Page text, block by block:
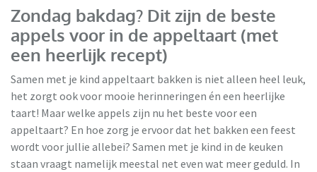
Zondag bakdag? Dit zijn de beste
appels voor in de appeltaart (met
een heerlijk recept)
Samen met je kind appeltaart bakken is niet alleen heel leuk,
het zorgt ook voor mooie herinneringen én een heerlijke
taart! Maar welke appels zijn nu het beste voor een
appeltaart? En hoe zorg je ervoor dat het bakken een feest
wordt voor jullie allebei? Samen met je kind in de keuken
staan vraagt namelijk meestal net even wat meer geduld. In